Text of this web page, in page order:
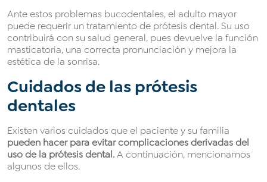
Ante estos problemas bucodentales, el adulto mayor
puede requerir un tratamiento de prótesis dental. Su uso
contribuirá con su salud general, pues devuelve la función
masticatoria, una correcta pronunciación y mejora la
estética de la sonrisa.
Cuidados de las prótesis
dentales
Existen varios cuidados que el paciente y su familia
pueden hacer para evitar complicaciones derivadas del
uso de la prótesis dental.A continuación, mencionamos
algunos de ellos.